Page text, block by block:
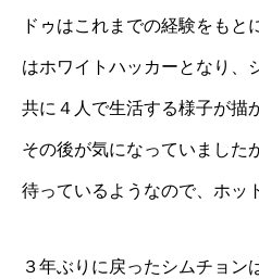
ドゥはこれまでの経験をもと
はホワイトハッカーとなり、
共に４人で生活する様子が描
その後が気になっていました
待っているようなので、ホッ
３年ぶりに戻ったシムチョン